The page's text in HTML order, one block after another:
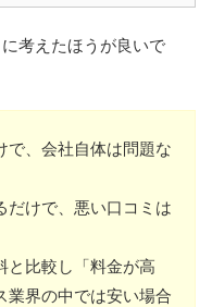
考えたほうが良いで
で、会社自体は問題な
だけで、悪い口コミは
と比較し「料金が高
業界の中では安い場合